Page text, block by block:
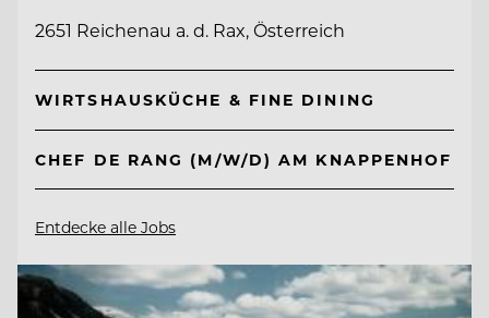
2651 Reichenau a. d. Rax, Österreich
WIRTSHAUSKÜCHE & FINE DINING
CHEF DE RANG (M/W/D) AM KNAPPENHOF
Entdecke alle Jobs